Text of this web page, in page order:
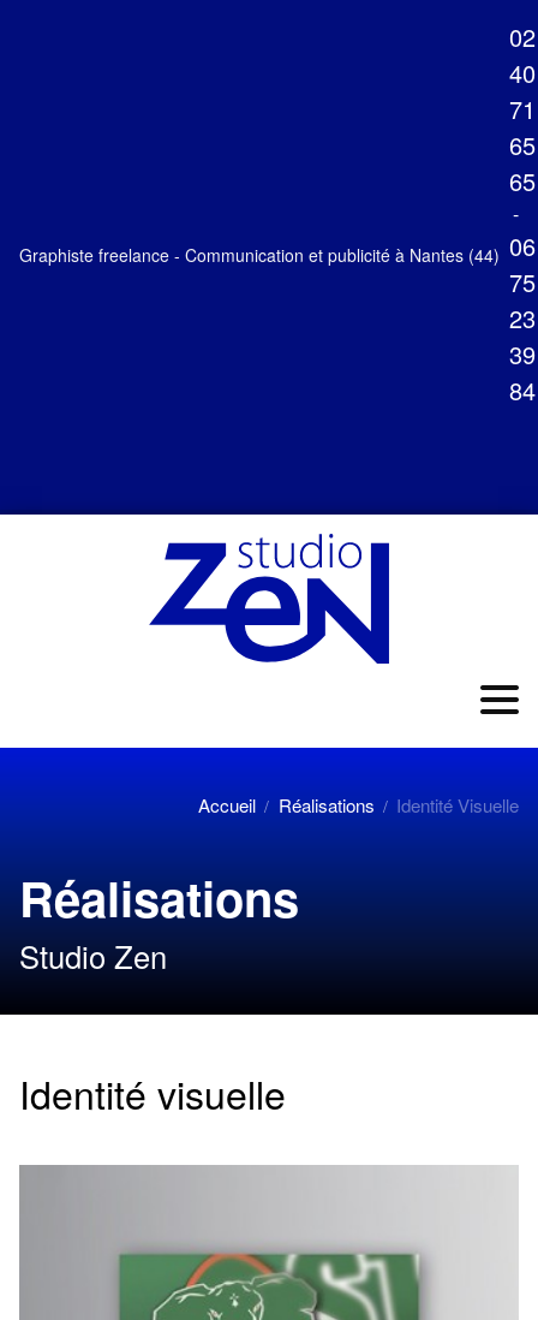
Graphiste freelance - Communication et publicité à Nantes (44)
02
40
71
65
65
-
06
75
23
39
84
Accueil / Réalisations / Identité Visuelle
Réalisations
Studio Zen
Identité visuelle